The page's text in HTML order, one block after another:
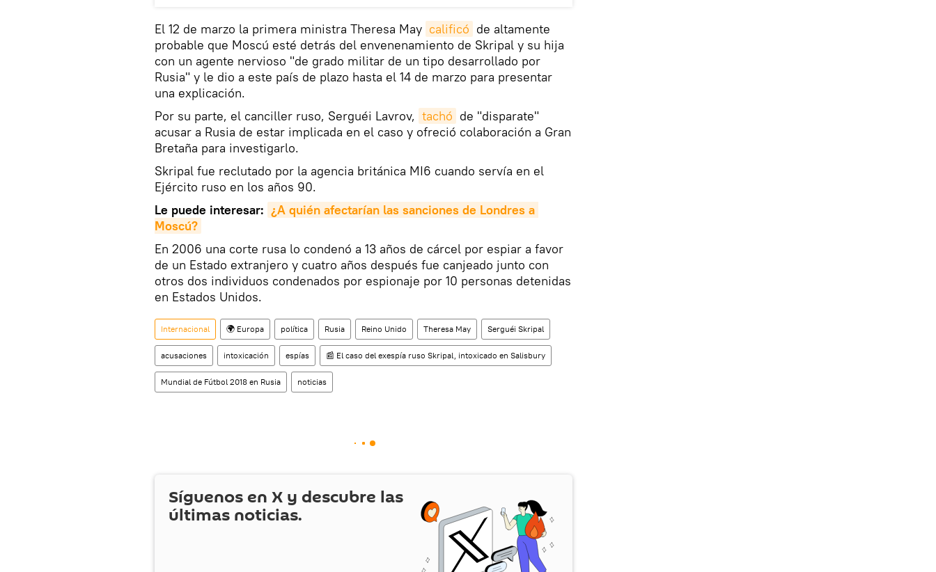
El 12 de marzo la primera ministra Theresa May calificó de altamente
probable que Moscú esté detrás del envenenamiento de Skripal y su hija
con un agente nervioso "de grado militar de un tipo desarrollado por
Rusia" y le dio a este país de plazo hasta el 14 de marzo para presentar
una explicación.
Por su parte, el canciller ruso, Serguéi Lavrov, tachó de "disparate"
acusar a Rusia de estar implicada en el caso y ofreció colaboración a Gran
Bretaña para investigarlo.
Skripal fue reclutado por la agencia británica MI6 cuando servía en el
Ejército ruso en los años 90.
Le puede interesar: ¿A quién afectarían las sanciones de Londres a
Moscú?
En 2006 una corte rusa lo condenó a 13 años de cárcel por espiar a favor
de un Estado extranjero y cuatro años después fue canjeado junto con
otros dos individuos condenados por espionaje por 10 personas detenidas
en Estados Unidos.
Internacional 🌍 Europa política Rusia Reino Unido Theresa May Serguéi Skripal
acusaciones intoxicación espías 📰 El caso del exespía ruso Skripal, intoxicado en Salisbury
Mundial de Fútbol 2018 en Rusia noticias
Síguenos en X y descubre las
últimas noticias.